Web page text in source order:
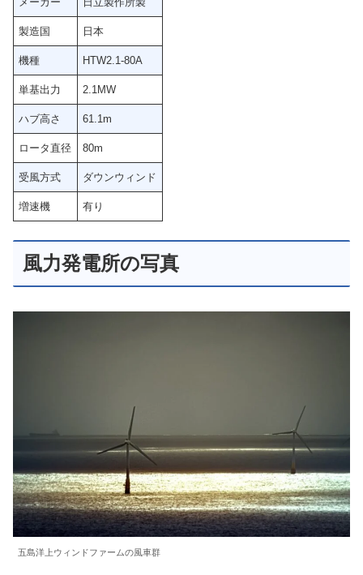
製造国 日本
機種 HTW2.1-80A
単基出力 2.1MW
ハブ高さ 61.1m
ロータ直径 80m
受風方式 ダウンウィンド
増速機 有り
風力発電所の写真
五島洋上ウィンドファームの風車群